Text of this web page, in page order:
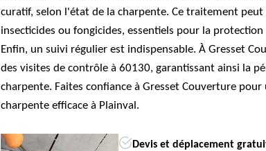
curatif, selon l'état de la charpente. Ce traitement
insecticides ou fongicides, essentiels pour la
Enfin, un suivi régulier est indispensable. À Gresset
des visites de contrôle à 60130, garantissant ainsi la
charpente. Faites confiance à Gresset Couverture
charpente efficace à Plainval.
Devis et déplacement